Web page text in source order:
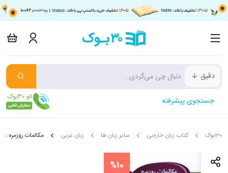
دقیق
جستجوی پیشرفته
30بوک کتاب زبان خارجی سایر زبان ها زبان عربی مکالمات روزمره
%10